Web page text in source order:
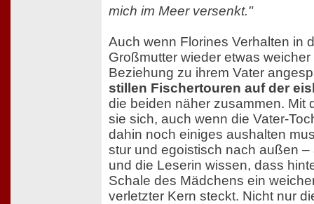
mich im Meer versenkt."
Auch wenn Florines Verhalten in
Großmutter wieder etwas
Beziehung zu ihrem Vater
stillen Fischertouren auf der
die beiden näher zusammen. Mit
sie sich, auch wenn die Vater-
dahin noch einiges aushalten
stur und egoistisch nach außen
und die Leserin wissen, dass
Schale des Mädchens ein
verletzter Kern steckt. Nicht nur